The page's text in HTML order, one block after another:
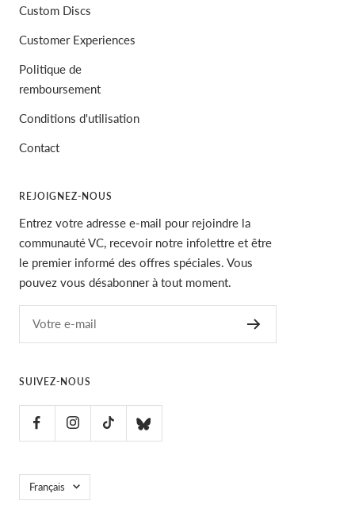
Custom Discs
Customer Experiences
Politique de
remboursement
Conditions d'utilisation
Contact
REJOIGNEZ-NOUS
Entrez votre adresse e-mail pour rejoindre la
communauté VC, recevoir notre infolettre et être
le premier informé des offres spéciales. Vous
pouvez vous désabonner à tout moment.
Votre e-mail
SUIVEZ-NOUS
Langue
Français